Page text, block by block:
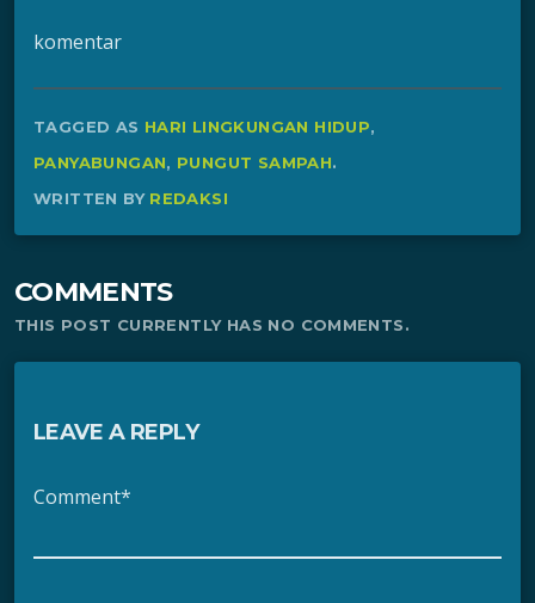
komentar
TAGGED AS HARI LINGKUNGAN HIDUP,
PANYABUNGAN, PUNGUT SAMPAH.
WRITTEN BY REDAKSI
COMMENTS
THIS POST CURRENTLY HAS NO COMMENTS.
LEAVE A REPLY
Comment*